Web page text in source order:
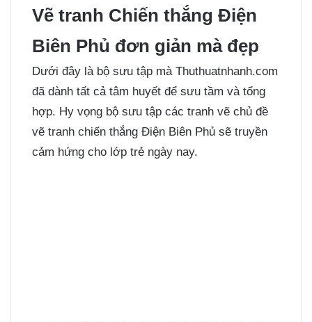
Vẽ tranh Chiến thắng Điện
Biên Phủ đơn giản mà đẹp
Dưới đây là bộ sưu tập mà Thuthuatnhanh.com
đã dành tất cả tâm huyết để sưu tầm và tổng
hợp. Hy vọng bộ sưu tập các tranh vẽ chủ đề
vẽ tranh chiến thắng Điện Biên Phủ sẽ truyền
cảm hứng cho lớp trẻ ngày nay.